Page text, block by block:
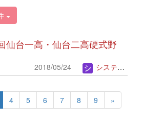
仙台一高・仙台二高硬式野
2018/05/24 システム管理者
4 5 6 7 8 9 »